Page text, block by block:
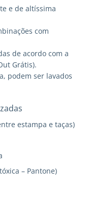
e de altíssima
com
de acordo com a
Grátis).
podem ser lavados
estampa e taças)
– Pantone)